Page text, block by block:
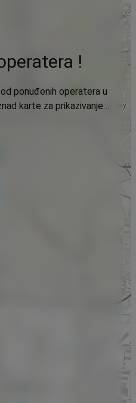
!
ponuđenih operatera u
karte za prikazivanje